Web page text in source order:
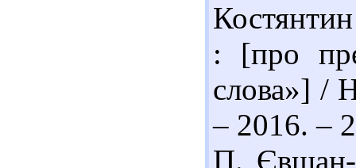
: [про
слова»] /
– 2016. –
П. Євшан-